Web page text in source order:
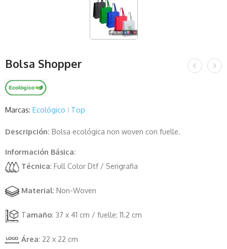
Bolsa Shopper
Marcas: Ecológico Top
Descripción: Bolsa ecológica non woven con fuelle.
Información Básica:
Técnica: Full Color Dtf / Serigrafia
Material: Non-Woven
Tamaño: 37 x 41 cm / fuelle: 11.2 cm
Área: 22 x 22 cm